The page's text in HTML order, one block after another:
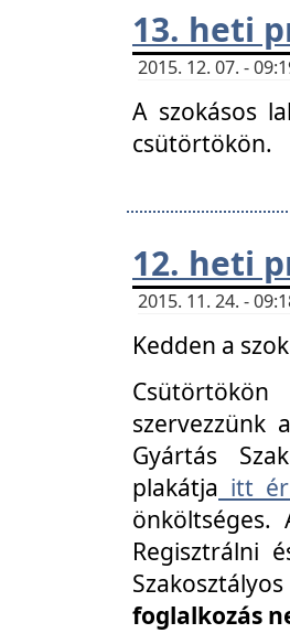
13. heti
2015. 12. 07. -
A szokásos
csütörtökön.
12. heti
2015. 11. 24. -
Kedden a
szervezzünk
Gyártás
plakátja itt
Regisztrálni
foglalkozás